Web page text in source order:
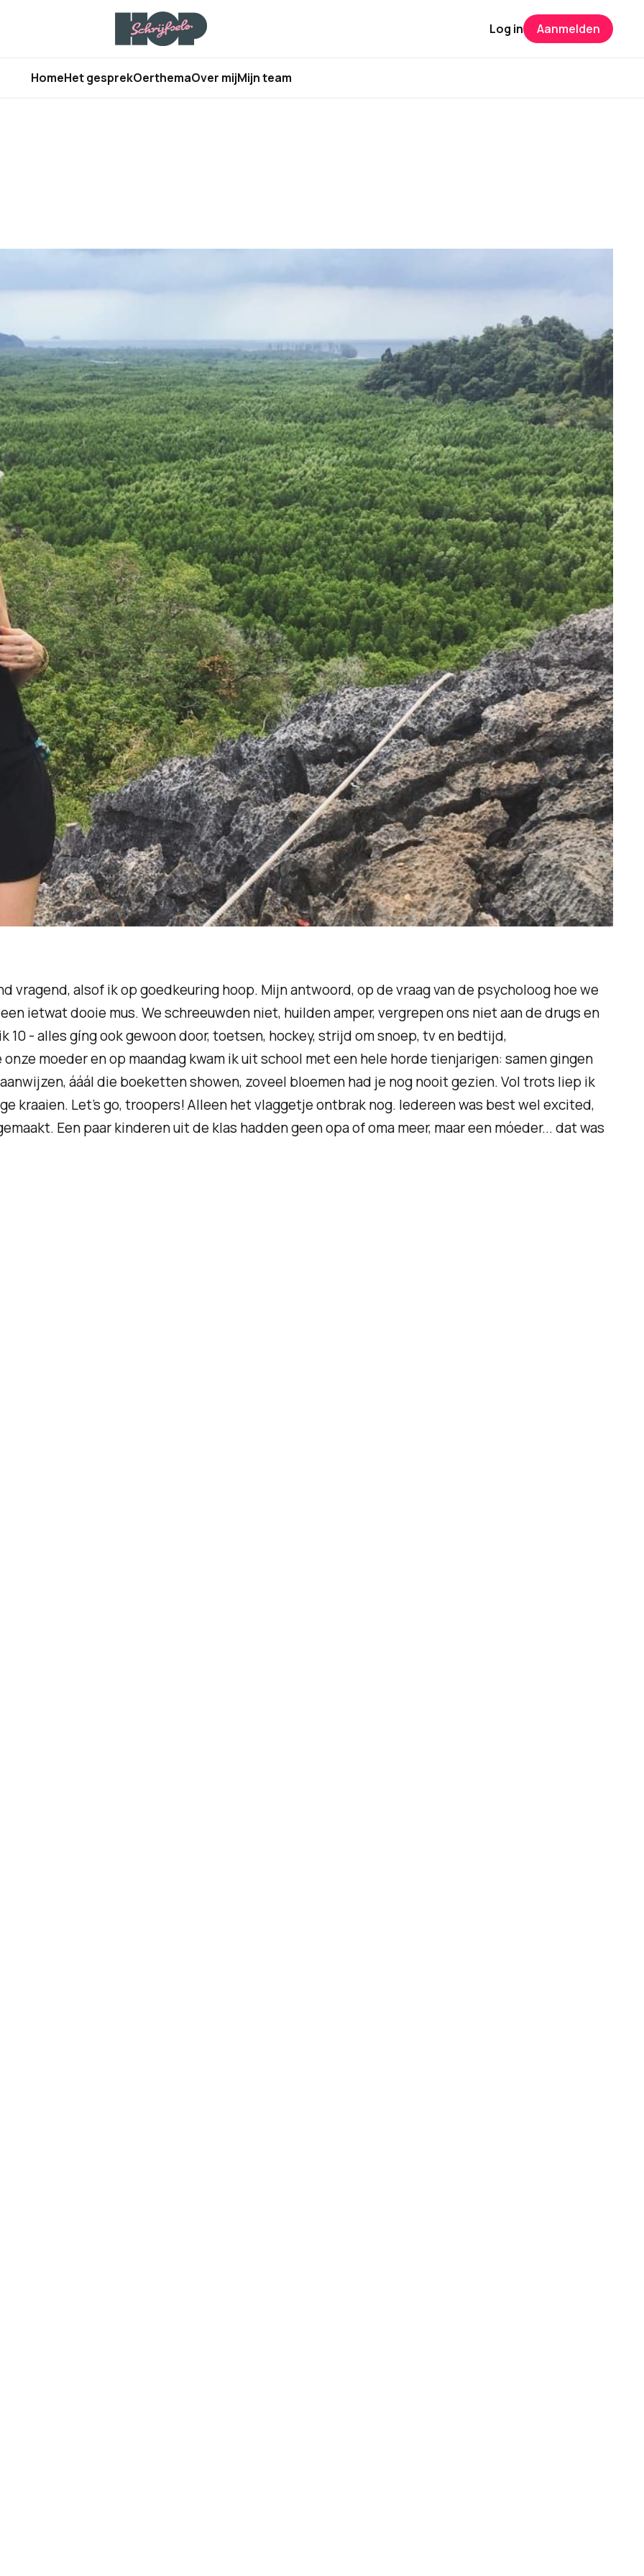
HomeHet gesprekOerthemaOver mijMijn team
Log in Aanmelden
vragend, alsof ik op goedkeuring hoop. Mijn antwoord, op de vraag van de psycholoog hoe we
ietwat dooie mus. We schreeuwden niet, huilden amper, vergrepen ons niet aan de drugs en
10 - alles gíng ook gewoon door, toetsen, hockey, strijd om snoep, tv en bedtijd,
moeder en op maandag kwam ik uit school met een hele horde tienjarigen: samen gingen
ááál die boeketten showen, zoveel bloemen had je nog nooit gezien. Vol trots liep ik
kraaien. Let’s go, troopers!Alleen het vlaggetje ontbrak nog. Iedereen was best wel excited,
Een paar kinderen uit de klas hadden geen opa of oma meer, maar een móeder... dat was